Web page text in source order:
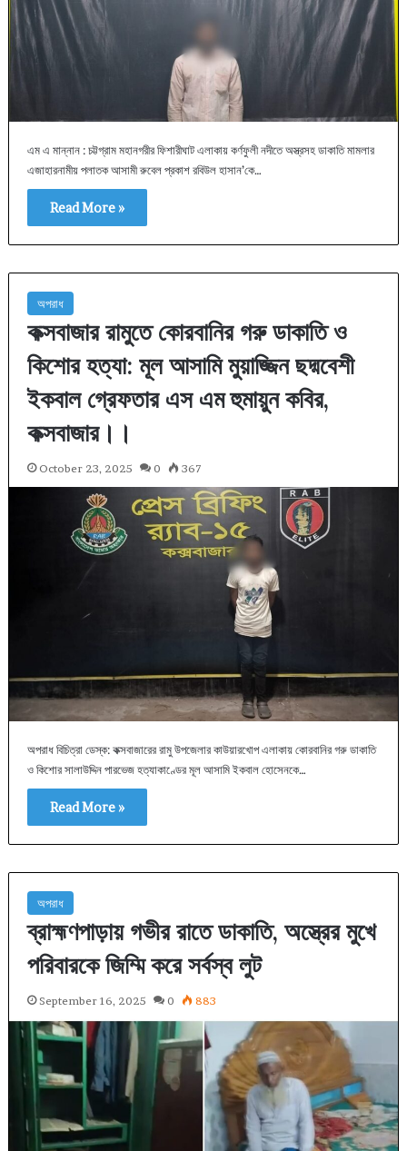
এম এ মান্নান : চট্টগ্রাম মহানগরীর ফিশারীঘাট এলাকায় কর্ণফুলী নদীতে অস্ত্রসহ ডাকাতি মামলার
এজাহারনামীয় পলাতক আসামী রুবেল প্রকাশ রবিউল হাসান’কে…
Read More »
অপরাধ
কক্সবাজার রামুতে কোরবানির গরু ডাকাতি ও
কিশোর হত্যা: মূল আসামি মুয়াজ্জিন ছদ্মবেশী
ইকবাল গ্রেফতার এস এম হুমায়ুন কবির,
কক্সবাজার।।
October 23, 2025 0 367
অপরাধ বিচিত্রা ডেস্ক: কক্সবাজারের রামু উপজেলার কাউয়ারখোপ এলাকায় কোরবানির গরু ডাকাতি
ও কিশোর সালাউদ্দিন পারভেজ হত্যাকাণ্ডের মূল আসামি ইকবাল হোসেনকে…
Read More »
অপরাধ
ব্রাহ্মণপাড়ায় গভীর রাতে ডাকাতি, অস্ত্রের মুখে
পরিবারকে জিম্মি করে সর্বস্ব লুট
September 16, 2025 0 883